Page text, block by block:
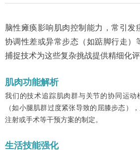
脑性瘫痪影响肌肉控制能力，常引发
协调性差或异常步态（如踮脚行走）
捕捉技术为这些复杂挑战提供精细化评
肌肉功能解析
我们的技术追踪肌肉群与关节的协同运动
（如小腿肌群过度紧张导致的屈膝步态）
注射或手术等干预方案的制定。
生活技能强化